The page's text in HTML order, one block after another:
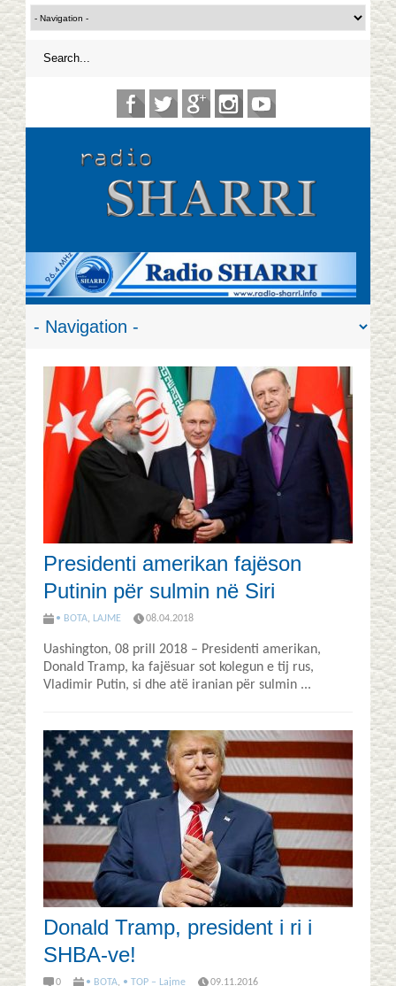
Presidenti amerikan fajëson
Putinin për sulmin në Siri
• BOTA, LAJME 08.04.2018
Uashington, 08 prill 2018 – Presidenti amerikan,
Donald Tramp, ka fajësuar sot kolegun e tij rus,
Vladimir Putin, si dhe atë iranian për sulmin ...
Donald Tramp, president i ri i
SHBA-ve!
0 • BOTA, • TOP – Lajme 09.11.2016